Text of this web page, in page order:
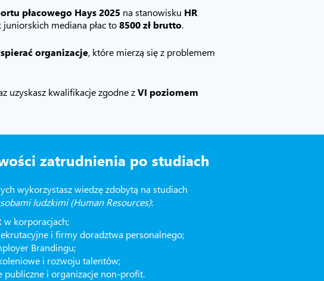
płacowego Hays 2025 na stanowisku HR
mediana płac to8500 zł brutto.
organizacje, które mierzą się z problemem
uzyskasz kwalifikacje zgodne zVI poziomem
zatrudnienia po studiach
wykorzystasz wiedzę zdobytą na studiach
ludzkimi (Human Resources):
w korporacjach;
i firmy doradztwa personalnego;
Brandingu;
i rozwoju talentów;
publiczne i organizacje non-profit.